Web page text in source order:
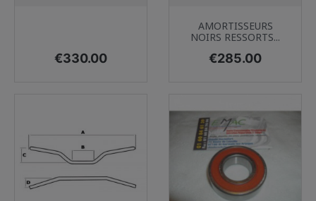
Price
€330.00
AMORTISSEURS
NOIRS RESSORTS...
Price
€285.00